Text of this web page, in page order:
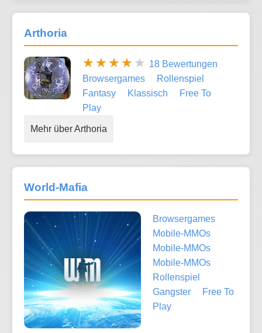
Arthoria
18 Bewertungen
Browsergames
Rollenspiel
Fantasy
Klassisch
Free To
Play
Mehr über Arthoria
World-Mafia
Browsergames
Mobile-MMOs
Mobile-MMOs
Mobile-MMOs
Rollenspiel
Gangster
Free To
Play